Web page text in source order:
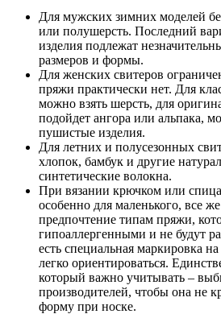
Для мужских зимних моделей
или полушерсть. Последний
изделия подлежат
размеров и формы.
Для женских свитеров
пряжи практически нет. Для
можно взять шерсть, для
подойдет ангора или альпака,
пушистые изделия.
Для летних и полусезонных
хлопок, бамбук и другие
синтетические волокна.
При вязании крючком или
особенно для маленького, все же
предпочтение типам пряжи,
гипоаллергенными и не будут
есть специальная маркировка
легко ориентироваться.
который важно учитывать –
производителей, чтобы она не
форму при носке.